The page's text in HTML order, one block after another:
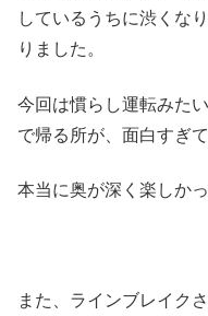
しているうちに渋くな
りました。
今回は慣らし運転みた
で帰る所が、面白すぎ
本当に奥が深く楽しかっ
また、ラインブレイク